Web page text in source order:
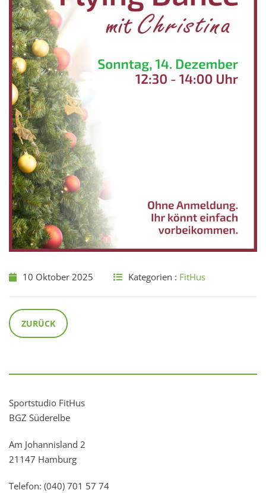
10 Oktober 2025 Kategorien : FitHus
ZURÜCK
Sportstudio FitHus
BGZ Süderelbe
Am Johannisland 2
21147 Hamburg
Telefon: (040) 701 57 74